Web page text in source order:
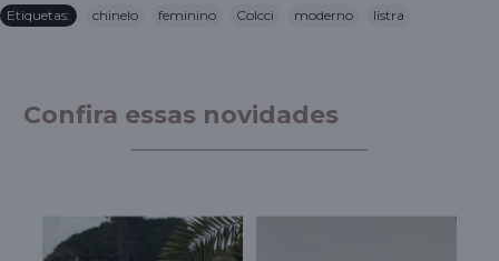
Etiquetas: chinelo feminino Colcci moderno listra
Confira essas novidades